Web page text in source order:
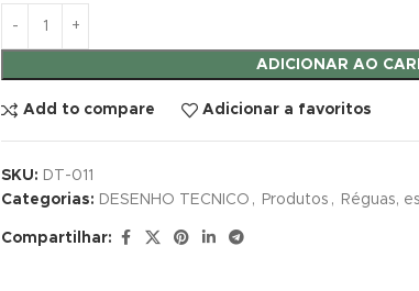
ADICIONAR AO
Add to compare Adicionar a favoritos
SKU: DT-011
Categorias: DESENHO TECNICO , Produtos , Réguas,
Compartilhar: